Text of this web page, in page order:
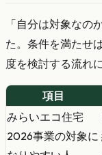
「自分は対象なの
た。条件を満たせ
度を検討する流れ
項目
みらいエコ住宅
2026事業の対象に